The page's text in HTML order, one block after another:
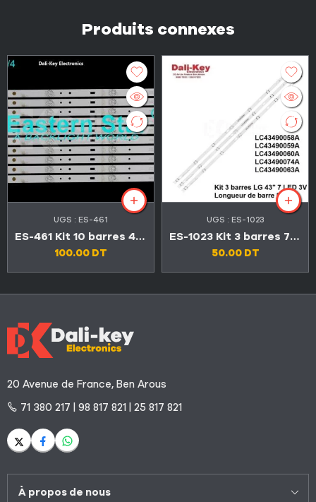
Produits connexes
UGS : ES-461
ES-461 Kit 10 barres 4 LED TV Maxwell 50″
100.00 DT
UGS : ES-1023
ES-1023 Kit 3 barres 7 LED 3V TV LG 43″
50.00 DT
20 Avenue de France, Ben Arous
71 380 217 | 98 817 821 | 25 817 821
À propos de nous